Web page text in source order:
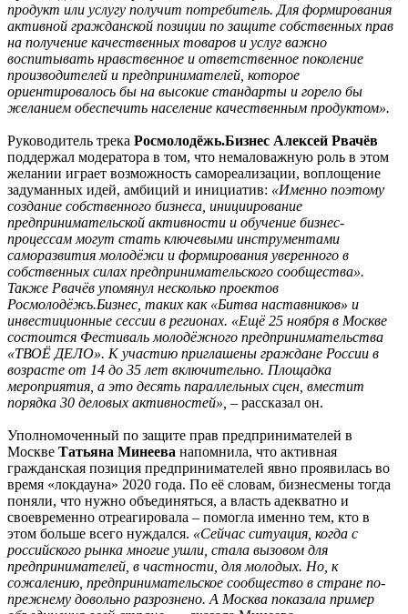
продукт или услугу получит потребитель. Для формирования
активной гражданской позиции по защите собственных прав
на получение качественных товаров и услуг важно
воспитывать нравственное и ответственное поколение
производителей и предпринимателей, которое
ориентировалось бы на высокие стандарты и горело бы
желанием обеспечить население качественным продуктом».
Руководитель трека Росмолодёжь.Бизнес Алексей Рвачёв
поддержал модератора в том, что немаловажную роль в этом
желании играет возможность самореализации, воплощение
задуманных идей, амбиций и инициатив: «Именно поэтому
создание собственного бизнеса, инициирование
предпринимательской активности и обучение бизнес-
процессам могут стать ключевыми инструментами
саморазвития молодёжи и формирования уверенного в
собственных силах предпринимательского сообщества».
Также Рвачёв упомянул несколько проектов
Росмолодёжь.Бизнес, таких как «Битва наставников» и
инвестиционные сессии в регионах. «Ещё 25 ноября в Москве
состоится Фестиваль молодёжного предпринимательства
«ТВОЁ ДЕЛО». К участию приглашены граждане России в
возрасте от 14 до 35 лет включительно. Площадка
мероприятия, а это десять параллельных сцен, вместит
порядка 30 деловых активностей», – рассказал он.
Уполномоченный по защите прав предпринимателей в
Москве Татьяна Минеева напомнила, что активная
гражданская позиция предпринимателей явно проявилась во
время «локдауна» 2020 года. По её словам, бизнесмены тогда
поняли, что нужно объединяться, а власть адекватно и
своевременно отреагировала – помогла именно тем, кто в
этом больше всего нуждался. «Сейчас ситуация, когда с
российского рынка многие ушли, стала вызовом для
предпринимателей, в частности, для молодых. Но, к
сожалению, предпринимательское сообщество в стране по-
прежнему довольно разрознено. А Москва показала пример